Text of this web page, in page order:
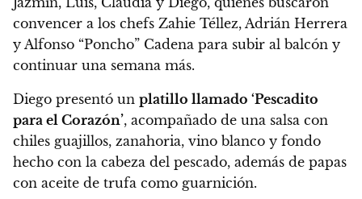
convencer a los chefs Zahie Téllez, Adrián Herrera
y Alfonso “Poncho” Cadena para subir al balcón y
continuar una semana más.
Diego presentó un platillo llamado ‘Pescadito
para el Corazón’, acompañado de una salsa con
chiles guajillos, zanahoria, vino blanco y fondo
hecho con la cabeza del pescado, además de papas
con aceite de trufa como guarnición.